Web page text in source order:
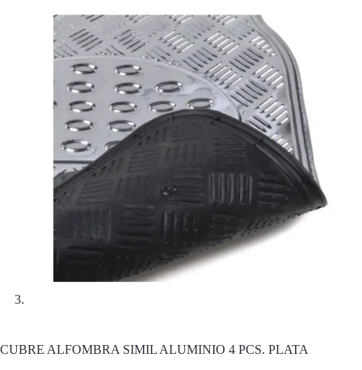
CUBRE ALFOMBRA SIMIL ALUMINIO 4 PCS. PLATA